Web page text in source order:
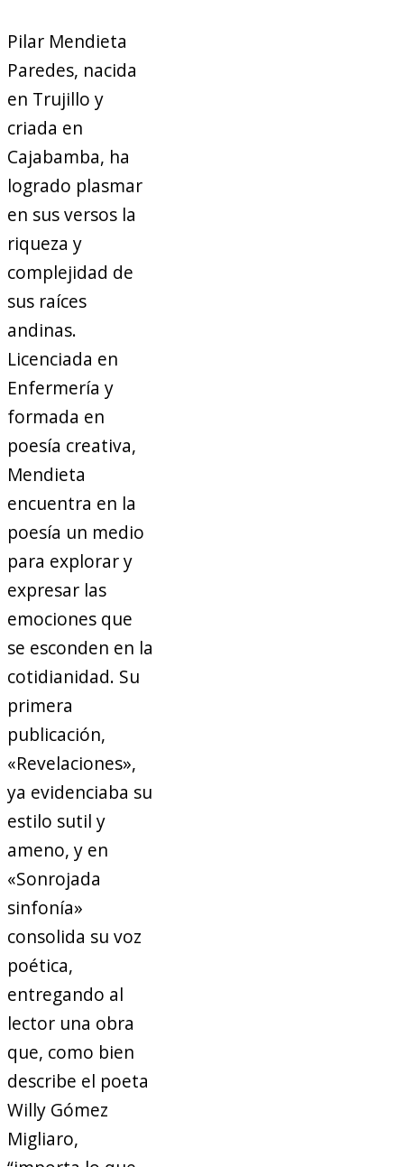
Pilar Mendieta
Paredes, nacida
en Trujillo y
criada en
Cajabamba, ha
logrado plasmar
en sus versos la
riqueza y
complejidad de
sus raíces
andinas.
Licenciada en
Enfermería y
formada en
poesía creativa,
Mendieta
encuentra en la
poesía un medio
para explorar y
expresar las
emociones que
se esconden en la
cotidianidad. Su
primera
publicación,
«Revelaciones»,
ya evidenciaba su
estilo sutil y
ameno, y en
«Sonrojada
sinfonía»
consolida su voz
poética,
entregando al
lector una obra
que, como bien
describe el poeta
Willy Gómez
Migliaro,